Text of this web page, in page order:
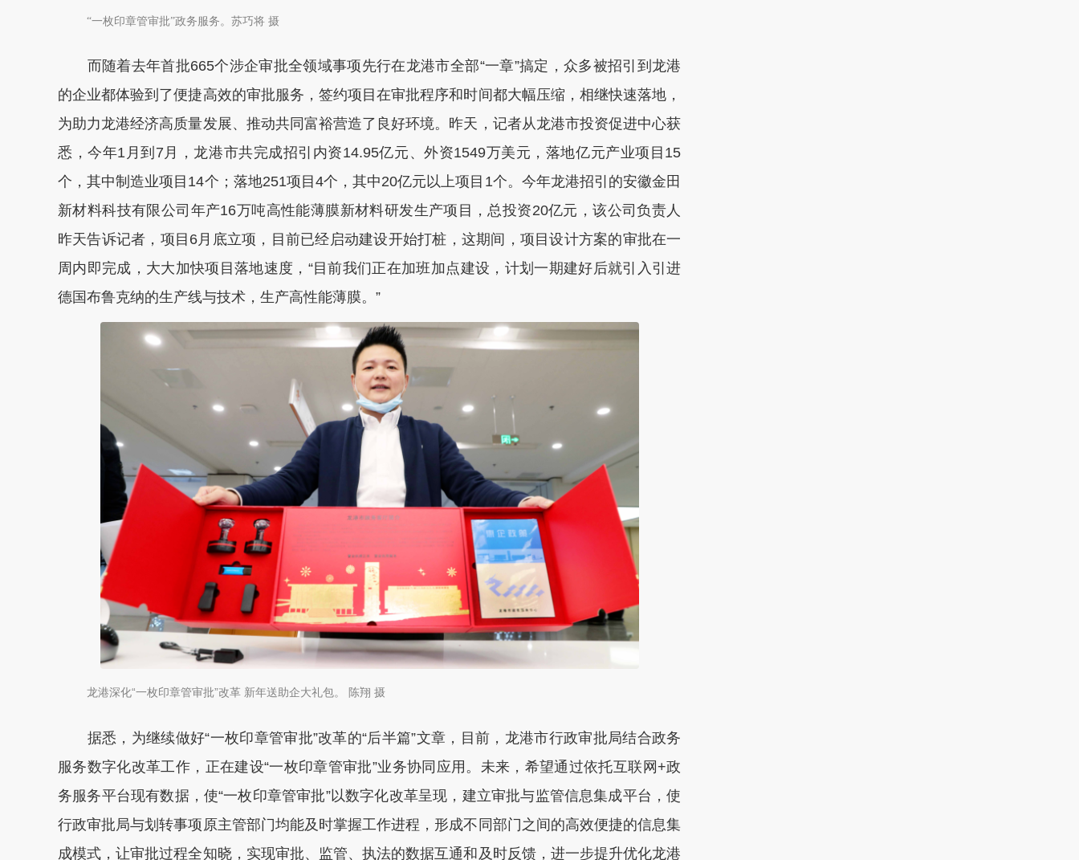
“一枚印章管审批”政务服务。苏巧将 摄
而随着去年首批665个涉企审批全领域事项先行在龙港市全部“一章”搞定，众多被招引到龙港
的企业都体验到了便捷高效的审批服务，签约项目在审批程序和时间都大幅压缩，相继快速落地，
为助力龙港经济高质量发展、推动共同富裕营造了良好环境。昨天，记者从龙港市投资促进中心获
悉，今年1月到7月，龙港市共完成招引内资14.95亿元、外资1549万美元，落地亿元产业项目15
个，其中制造业项目14个；落地251项目4个，其中20亿元以上项目1个。今年龙港招引的安徽金田
新材料科技有限公司年产16万吨高性能薄膜新材料研发生产项目，总投资20亿元，该公司负责人
昨天告诉记者，项目6月底立项，目前已经启动建设开始打桩，这期间，项目设计方案的审批在一
周内即完成，大大加快项目落地速度，“目前我们正在加班加点建设，计划一期建好后就引入引进
德国布鲁克纳的生产线与技术，生产高性能薄膜。”
龙港深化“一枚印章管审批”改革 新年送助企大礼包。 陈翔 摄
据悉，为继续做好“一枚印章管审批”改革的“后半篇”文章，目前，龙港市行政审批局结合政务
服务数字化改革工作，正在建设“一枚印章管审批”业务协同应用。未来，希望通过依托互联网+政
务服务平台现有数据，使“一枚印章管审批”以数字化改革呈现，建立审批与监管信息集成平台，使
行政审批局与划转事项原主管部门均能及时掌握工作进程，形成不同部门之间的高效便捷的信息集
成模式，让审批过程全知晓，实现审批、监管、执法的数据互通和及时反馈，进一步提升优化龙港